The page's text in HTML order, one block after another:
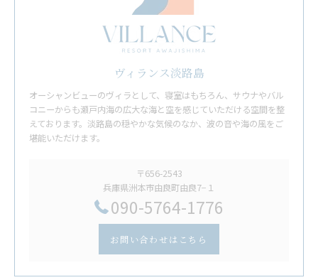
ヴィランス淡路島
オーシャンビューのヴィラとして、寝室はもちろん、サウナやバル
コニーからも瀬戸内海の広大な海と空を感じていただける空間を整
えております。淡路島の穏やかな気候のなか、波の音や海の風をご
堪能いただけます。
〒656-2543
兵庫県洲本市由良町由良7−１
​090-5764-1776
お問い合わせはこちら